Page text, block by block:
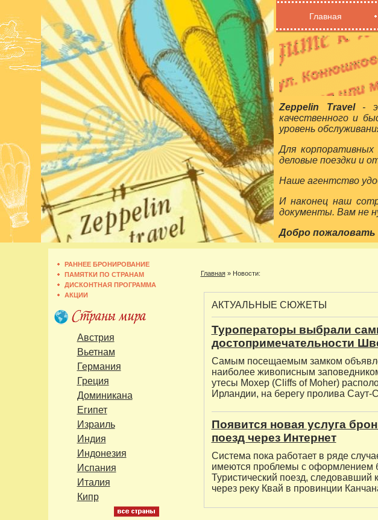
Главная
Zeppelin Travel-
качественного и
уровень
Для
деловые поездки и
Наше агентство
И наконец наш
документы. Вам не
Добро пожаловать
РАННЕЕ БРОНИРОВАНИЕ
ПАМЯТКИ ПО СТРАНАМ
ДИСКОНТНАЯ ПРОГРАММА
АКЦИИ
Австрия
Вьетнам
Германия
Греция
Доминикана
Египет
Израиль
Индия
Индонезия
Испания
Италия
Кипр
Главная» Новости:
АКТУАЛЬНЫЕ СЮЖЕТЫ
Туроператоры выбрали
достопримечательности
Самым посещаемым замком
наиболее живописным
утесы Мохер (Cliffs of Moher)
Ирландии, на берегу пролива Саут-
Появится новая услуга
поезд через Интернет
Система пока работает в ряде
имеются проблемы с оформлением
Туристический поезд, следовавший
через реку Квай в провинции